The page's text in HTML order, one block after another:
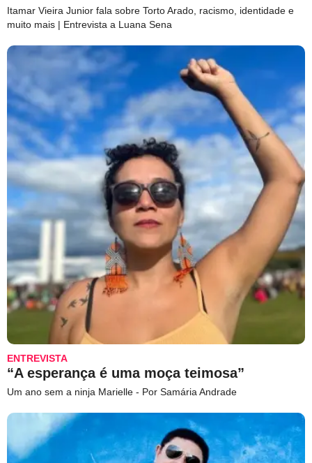
Itamar Vieira Junior fala sobre Torto Arado, racismo, identidade e
muito mais | Entrevista a Luana Sena
ENTREVISTA
“A esperança é uma moça teimosa”
Um ano sem a ninja Marielle - Por Samária Andrade